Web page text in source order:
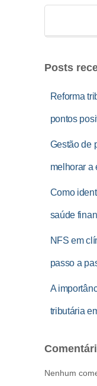
Posts
Reforma
pontos
Gestão de
melhorar a
Como
saúde
NFS em
passo a
A
tributária
Nenhum